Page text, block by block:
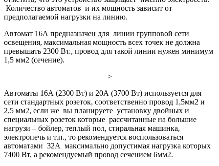
Количество автоматов и их мощность зависит от
предполагаемой нагрузки на линию.
Автомат 16А предназначен для линии групповой сети
освещения, максимальная мощность всех точек не должна
превышать 2300 Вт., провод для такой линии нужен минимум
1,5 мм2 (сечение).
>
Автоматы 16А (2300 Вт) и 20А (3700 Вт) используется для
сети стандартных розеток, соответственно провод 1,5мм2 и
2,5 мм2, если же вы планируете установку двойных и
специальных розеток которые рассчитанные на большие
нагрузи – бойлер, теплый пол, стиральная машинка,
электропечь и т.п., то рекомендуется воспользоваться
автоматами 32А максимально допустимая нагрузка которых
7400 Вт, а рекомендуемый провод сечением 6мм2.